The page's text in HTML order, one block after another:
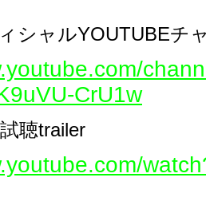
ィシャルYOUTUBEチ
CrU1w
聴trailer